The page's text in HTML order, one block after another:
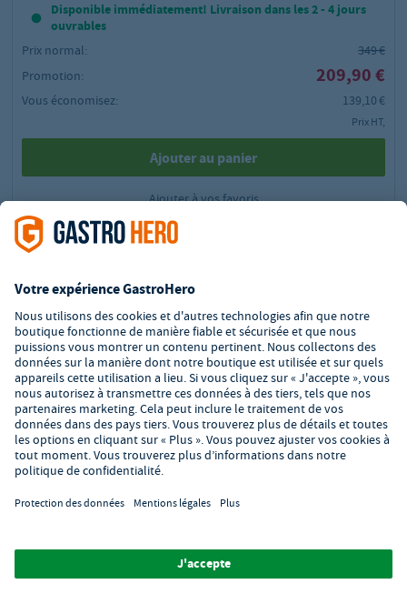
Disponible immédiatement! Livraison dans les 2 - 4 jours
ouvrables
Prix normal:
349 €
Promotion:
209,90 €
Vous économisez: 139,10 €
Prix HT,
Ajouter au panier
Ajouter à vos favoris
Table de travail Basic 10x6 en inox avec étagère
inférieure et dosseret, à monter soi-même
Réf.:GH-YATS106A
La table de travail de cuisine professionnelle économique
Dimensions (l x P x H) : 1000 x 600 x 850 mm